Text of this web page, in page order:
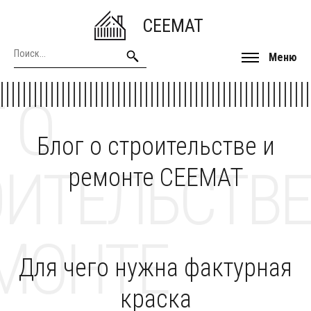
CEEMAT
Меню
Блог о строительстве и
ремонте CEEMAT
О
Для чего нужна фактурная
краска